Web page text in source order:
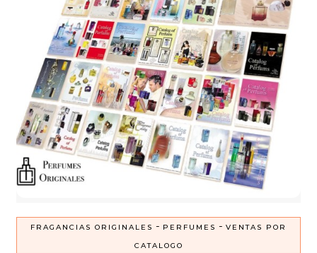
FRAGANCIAS ORIGINALES - PERFUMES - VENTAS POR
CATALOGO